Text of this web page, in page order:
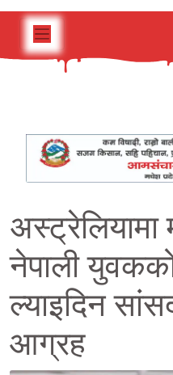
अस्ट्रेलियामा
नेपाली
ल्याइदिन
आग्रह